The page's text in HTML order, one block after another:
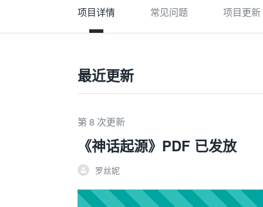
项目详情 常见问题 项目更新
最近更新
第 8 次更新
《神话起源》PDF 已发放
罗丝妮